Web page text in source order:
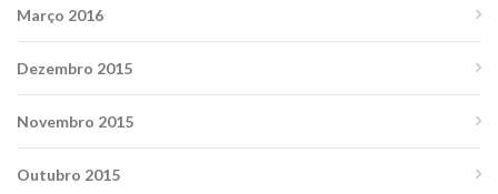
Março 2016
Dezembro 2015
Novembro 2015
Outubro 2015